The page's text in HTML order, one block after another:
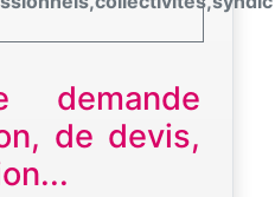
demande
de devis,